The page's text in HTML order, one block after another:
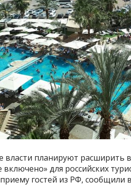
власти планируют расширить
включено» для российских
приему гостей из РФ, сообщили